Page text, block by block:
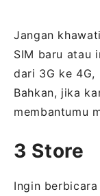
Jangan
SIM baru atau
dari 3G ke
Bahkan, jika
membantumu
3 Store
Ingin